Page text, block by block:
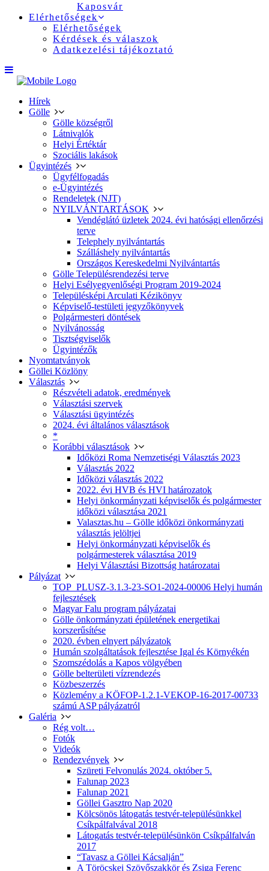
Kaposvár
Elérhetőségek
Elérhetőségek
Kérdések és válaszok
Adatkezelési tájékoztató
Hírek
Gölle
Gölle községről
Látnivalók
Helyi Értéktár
Szociális lakások
Ügyintézés
Ügyfélfogadás
e-Ügyintézés
Rendeletek (NJT)
NYILVÁNTARTÁSOK
Vendéglátó üzletek 2024. évi hatósági ellenőrzési
terve
Telephely nyilvántartás
Szálláshely nyilvántartás
Országos Kereskedelmi Nyilvántartás
Gölle Településrendezési terve
Helyi Esélyegyenlőségi Program 2019-2024
Településképi Arculati Kézikönyv
Képviselő-testületi jegyzőkönyvek
Polgármesteri döntések
Nyilvánosság
Tisztségviselők
Ügyintézők
Nyomtatványok
Göllei Közlöny
Választás
Részvételi adatok, eredmények
Választási szervek
Választási ügyintézés
2024. évi általános választások
*
Korábbi választások
Időközi Roma Nemzetiségi Választás 2023
Választás 2022
Időközi választás 2022
2022. évi HVB és HVI határozatok
Helyi önkormányzati képviselők és polgármester
időközi választása 2021
Valasztas.hu – Gölle időközi önkormányzati
választás jelöltjei
Helyi önkormányzati képviselők és
polgármesterek választása 2019
Helyi Választási Bizottság határozatai
Pályázat
TOP_PLUSZ-3.1.3-23-SO1-2024-00006 Helyi humán
fejlesztések
Magyar Falu program pályázatai
Gölle önkormányzati épületének energetikai
korszerűsítése
2020. évben elnyert pályázatok
Humán szolgáltatások fejlesztése Igal és Környékén
Szomszédolás a Kapos völgyében
Gölle belterületi vízrendezés
Közbeszerzés
Közlemény a KÖFOP-1.2.1-VEKOP-16-2017-00733
számú ASP pályázatról
Galéria
Rég volt…
Fotók
Videók
Rendezvények
Szüreti Felvonulás 2024. október 5.
Falunap 2023
Falunap 2021
Göllei Gasztro Nap 2020
Kölcsönös látogatás testvér-településünkkel
Csíkpálfalvával 2018
Látogatás testvér-településünkön Csíkpálfalván
2017
“Tavasz a Göllei Kácsalján”
A Töröcskei Szövőszakkör és Zsiga Ferenc